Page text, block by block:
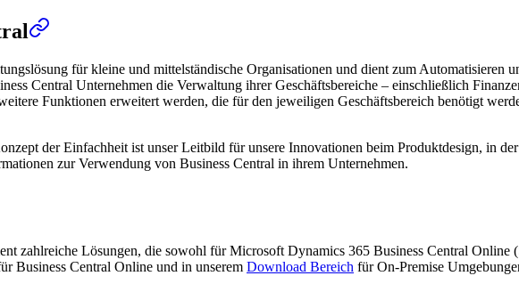
für kleine und mittelständische Organisationen und dient zum Automatisieren
Central Unternehmen die Verwaltung ihrer Geschäftsbereiche – einschließlich
Funktionen erweitert werden, die für den jeweiligen Geschäftsbereich benötigt
der Einfachheit ist unser Leitbild für unsere Innovationen beim Produktdesign, in
zur Verwendung von Business Central in ihrem Unternehmen.
zahlreiche Lösungen, die sowohl für Microsoft Dynamics 365 Business Central Online
Business Central Online und in unserem Download Bereich für On-Premise